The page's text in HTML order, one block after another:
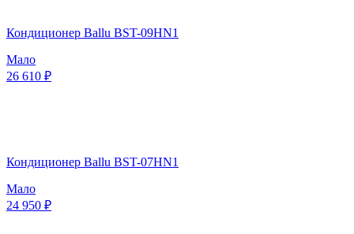
Кондиционер Ballu BST-09HN1
Мало
26 610 ₽
Кондиционер Ballu BST-07HN1
Мало
24 950 ₽